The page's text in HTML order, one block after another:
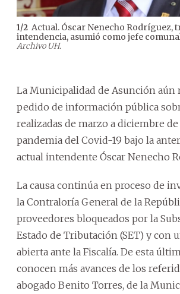
1/2 Actual. Óscar Nenecho Rodríguez,
intendencia, asumió como jefe
Archivo UH.
La Municipalidad de Asunción aún
pedido de información pública
realizadas de marzo a diciembre
pandemia del Covid-19 bajo la
actual intendente Óscar Nenecho
La causa continúa en proceso de
la Contraloría General de la
proveedores bloqueados por la
Estado de Tributación (SET) y con
abierta ante la Fiscalía. De esta
conocen más avances de los
abogado Benito Torres, de la